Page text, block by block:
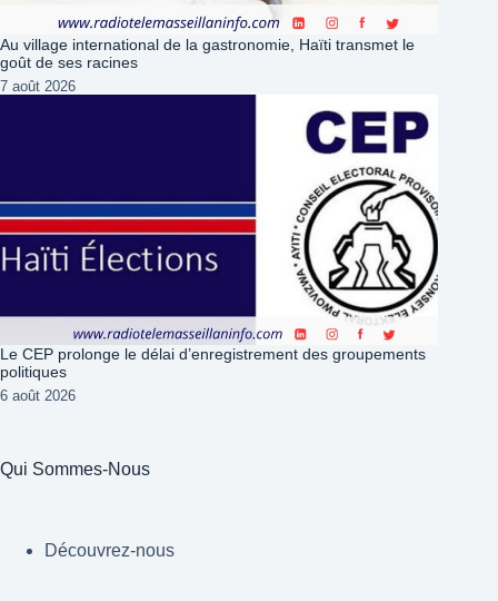
Au village international de la gastronomie, Haïti transmet le
goût de ses racines
7 août 2026
Le CEP prolonge le délai d’enregistrement des groupements
politiques
6 août 2026
Qui Sommes-Nous
Découvrez-nous